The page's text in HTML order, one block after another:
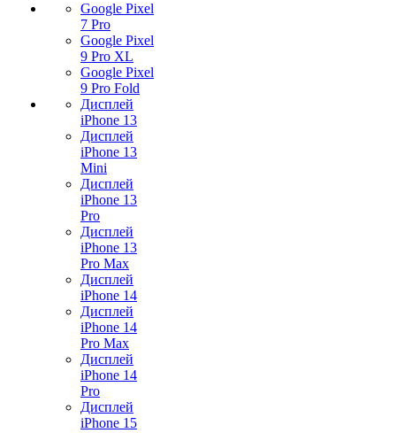
Google Pixel
7 Pro
Google Pixel
9 Pro XL
Google Pixel
9 Pro Fold
Дисплей
iPhone 13
Дисплей
iPhone 13
Mini
Дисплей
iPhone 13
Pro
Дисплей
iPhone 13
Pro Max
Дисплей
iPhone 14
Дисплей
iPhone 14
Pro Max
Дисплей
iPhone 14
Pro
Дисплей
iPhone 15